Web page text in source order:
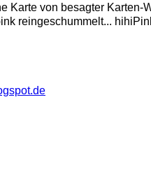
Karte von besagter
reingeschummelt...